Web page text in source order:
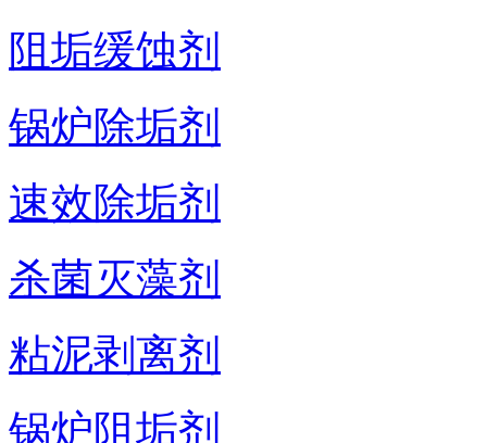
阻垢缓蚀剂
锅炉除垢剂
速效除垢剂
杀菌灭藻剂
粘泥剥离剂
锅炉阻垢剂